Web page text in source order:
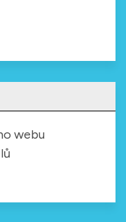
webu